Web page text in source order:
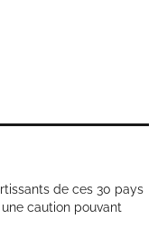
de ces 30 pays
caution pouvant